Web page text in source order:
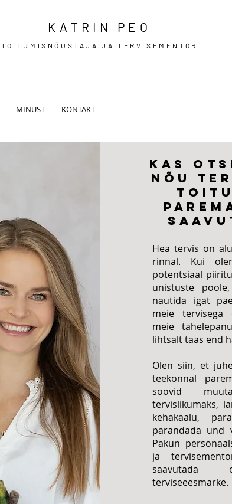
KATRIN PEO
TOITUMISNÕUSTAJA JA TERVISEMENTOR
MINUST KONTAKT
KAS
NÕU
Hea tervis on
rinnal. Kui
potentsiaal
unistuste
nautida igat
meie tervisega
meie
lihtsalt taas end
Olen siin, et
teekonnal
soovid
tervislikumaks,
kehakaalu,
parandada und
Pakun
ja
saavutada
terviseeesmärke.